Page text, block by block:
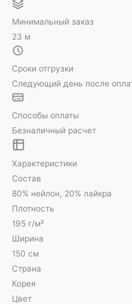
Минимальный заказ
23 м
Сроки отгрузки
Следующий день после
Способы оплаты
Безналичный расчет
Характеристики
Состав
80% нейлон, 20% лайкра
Плотность
195 г/м²
Ширина
150 см
Страна
Корея
Цвет